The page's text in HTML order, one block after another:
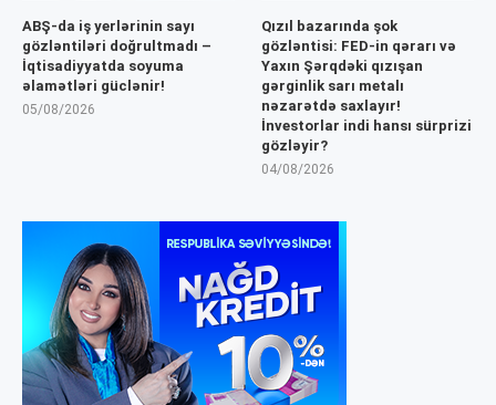
ABŞ-da iş yerlərinin sayı
gözləntiləri doğrultmadı –
İqtisadiyyatda soyuma
əlamətləri güclənir!
05/08/2026
Qızıl bazarında şok
gözləntisi: FED-in qərarı və
Yaxın Şərqdəki qızışan
gərginlik sarı metalı
nəzarətdə saxlayır!
İnvestorlar indi hansı sürprizi
gözləyir?
04/08/2026